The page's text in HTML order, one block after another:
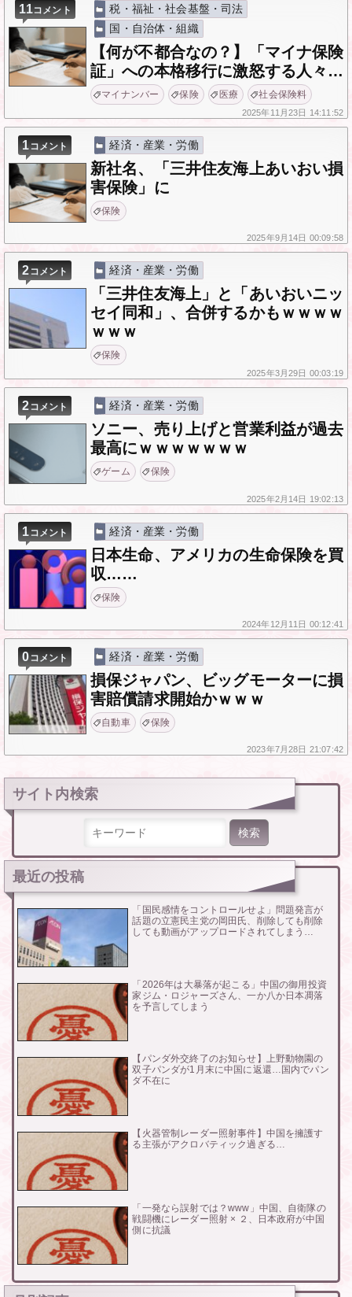
11コメント
税・福祉・社会基盤・司法
国・自治体・組織
【何が不都合なの？】「マイナ保険
証」への本格移行に激怒する人々…
マイナンバー 保険 医療 社会保険料
2025年11月23日 14:11:52
1コメント 経済・産業・労働
新社名、「三井住友海上あいおい損
害保険」に
保険
2025年9月14日 00:09:58
2コメント 経済・産業・労働
「三井住友海上」と「あいおいニッ
セイ同和」、合併するかもｗｗｗｗ
ｗｗｗ
保険
2025年3月29日 00:03:19
2コメント 経済・産業・労働
ソニー、売り上げと営業利益が過去
最高にｗｗｗｗｗｗｗ
ゲーム 保険
2025年2月14日 19:02:13
1コメント 経済・産業・労働
日本生命、アメリカの生命保険を買
収……
保険
2024年12月11日 00:12:41
0コメント 経済・産業・労働
損保ジャパン、ビッグモーターに損
害賠償請求開始かｗｗｗ
自動車 保険
2023年7月28日 21:07:42
サイト内検索
最近の投稿
「国民感情をコントロールせよ」問題発言が
話題の立憲民主党の岡田氏、削除しても削除
しても動画がアップロードされてしまう…
「2026年は大暴落が起こる」中国の御用投資
家ジム・ロジャーズさん、一か八か日本凋落
を予言してしまう
【パンダ外交終了のお知らせ】上野動物園の
双子パンダが1月末に中国に返還…国内でパン
ダ不在に
【火器管制レーダー照射事件】中国を擁護す
る主張がアクロバティック過ぎる…
「一発なら誤射では？www」中国、自衛隊の
戦闘機にレーダー照射 × ２、日本政府が中国
側に抗議